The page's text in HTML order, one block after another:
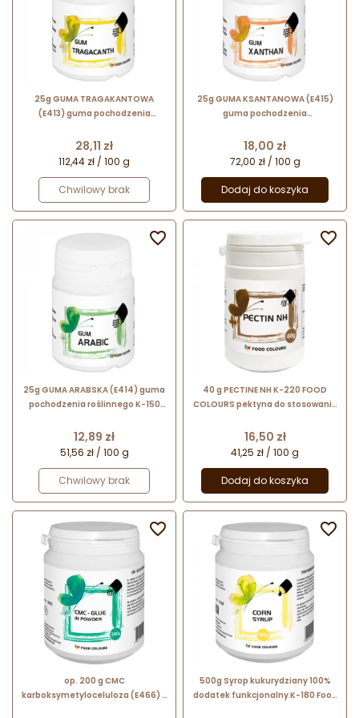
25g GUMA TRAGAKANTOWA
(E413) guma pochodzenia
Cena
28,11 zł
112,44 zł / 100 g
Chwilowy brak
25g GUMA KSANTANOWA (E415)
guma pochodzenia
Colours
Cena
18,00 zł
72,00 zł / 100 g
Dodaj do koszyka
25g GUMA ARABSKA (E414) guma
pochodzenia roślinnego K-150
Cena
12,89 zł
51,56 zł / 100 g
Chwilowy brak

40 g PECTINE NH K-220 FOOD
COLOURS pektyna do stosowania
owoców
Cena
16,50 zł
41,25 zł / 100 g
Dodaj do koszyka

op. 200 g CMC
karboksymetyloceluloza (E466) -

500g Syrop kukurydziany 100%
dodatek funkcjonalny K-180 Food
